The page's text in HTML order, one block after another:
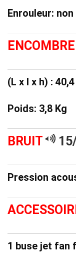
Enrouleur: non
(L x l x h) :
Poids: 3,8 Kg
BRUIT
Pression
1 buse jet fan